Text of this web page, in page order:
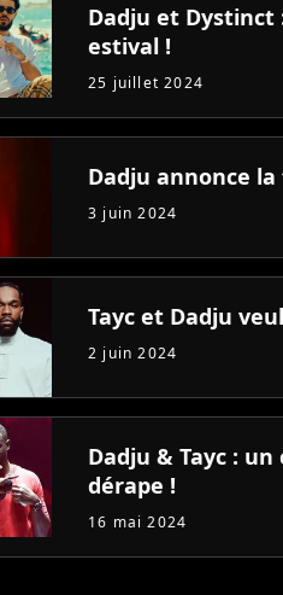
Dadju et
estival !
25 juillet 2024
Dadju annonce
3 juin 2024
Tayc et Dadju
2 juin 2024
Dadju & Tayc :
dérape !
16 mai 2024